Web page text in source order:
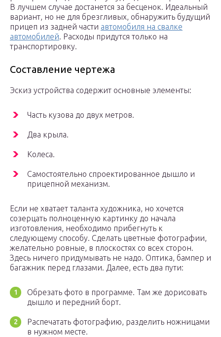
В лучшем случае достанется за бесценок. Идеальный
вариант, но не для брезгливых, обнаружить будущий
прицеп из задней части автомобиля на свалке
автомобилей. Расходы придутся только на
транспортировку.
Составление чертежа
Эскиз устройства содержит основные элементы:
Часть кузова до двух метров.
Два крыла.
Колеса.
Самостоятельно спроектированное дышло и
прицепной механизм.
Если не хватает таланта художника, но хочется
созерцать полноценную картинку до начала
изготовления, необходимо прибегнуть к
следующему способу. Сделать цветные фотографии,
желательно ровные, в плоскостях со всех сторон.
Здесь ничего придумывать не надо. Оптика, бампер и
багажник перед глазами. Далее, есть два пути:
Обрезать фото в программе. Там же дорисовать
дышло и передний борт.
Распечатать фотографию, разделить ножницами
в нужном месте.